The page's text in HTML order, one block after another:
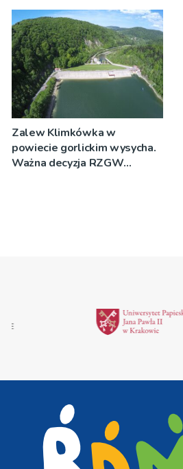
Zalew Klimkówka w
powiecie gorlickim wysycha.
Ważna decyzja RZGW